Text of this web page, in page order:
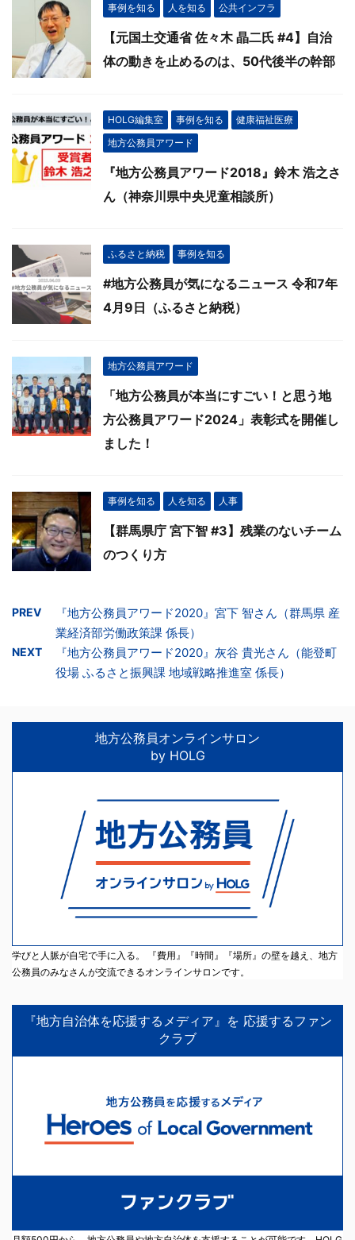
事例を知る 人を知る 公共インフラ
【元国土交通省 佐々木 晶二氏 #4】自治
体の動きを止めるのは、50代後半の幹部
HOLG編集室 事例を知る
健康福祉医療
地方公務員アワード
『地方公務員アワード2018』鈴木 浩之さ
ん（神奈川県中央児童相談所）
ふるさと納税 事例を知る
#地方公務員が気になるニュース 令和7年
4月9日（ふるさと納税）
地方公務員アワード
「地方公務員が本当にすごい！と思う地
方公務員アワード2024」表彰式を開催し
ました！
事例を知る 人を知る 人事
【群馬県庁 宮下智 #3】残業のないチーム
のつくり方
PREV
『地方公務員アワード2020』宮下 智さん（群馬県 産
業経済部労働政策課 係長）
NEXT
『地方公務員アワード2020』灰谷 貴光さん（能登町
役場 ふるさと振興課 地域戦略推進室 係長）
地方公務員オンラインサロン
by HOLG
学びと人脈が自宅で手に入る。 『費用』『時間』『場所』の壁を越え、地方
公務員のみなさんが交流できるオンラインサロンです。
『地方自治体を応援するメディア』を 応援するファン
クラブ